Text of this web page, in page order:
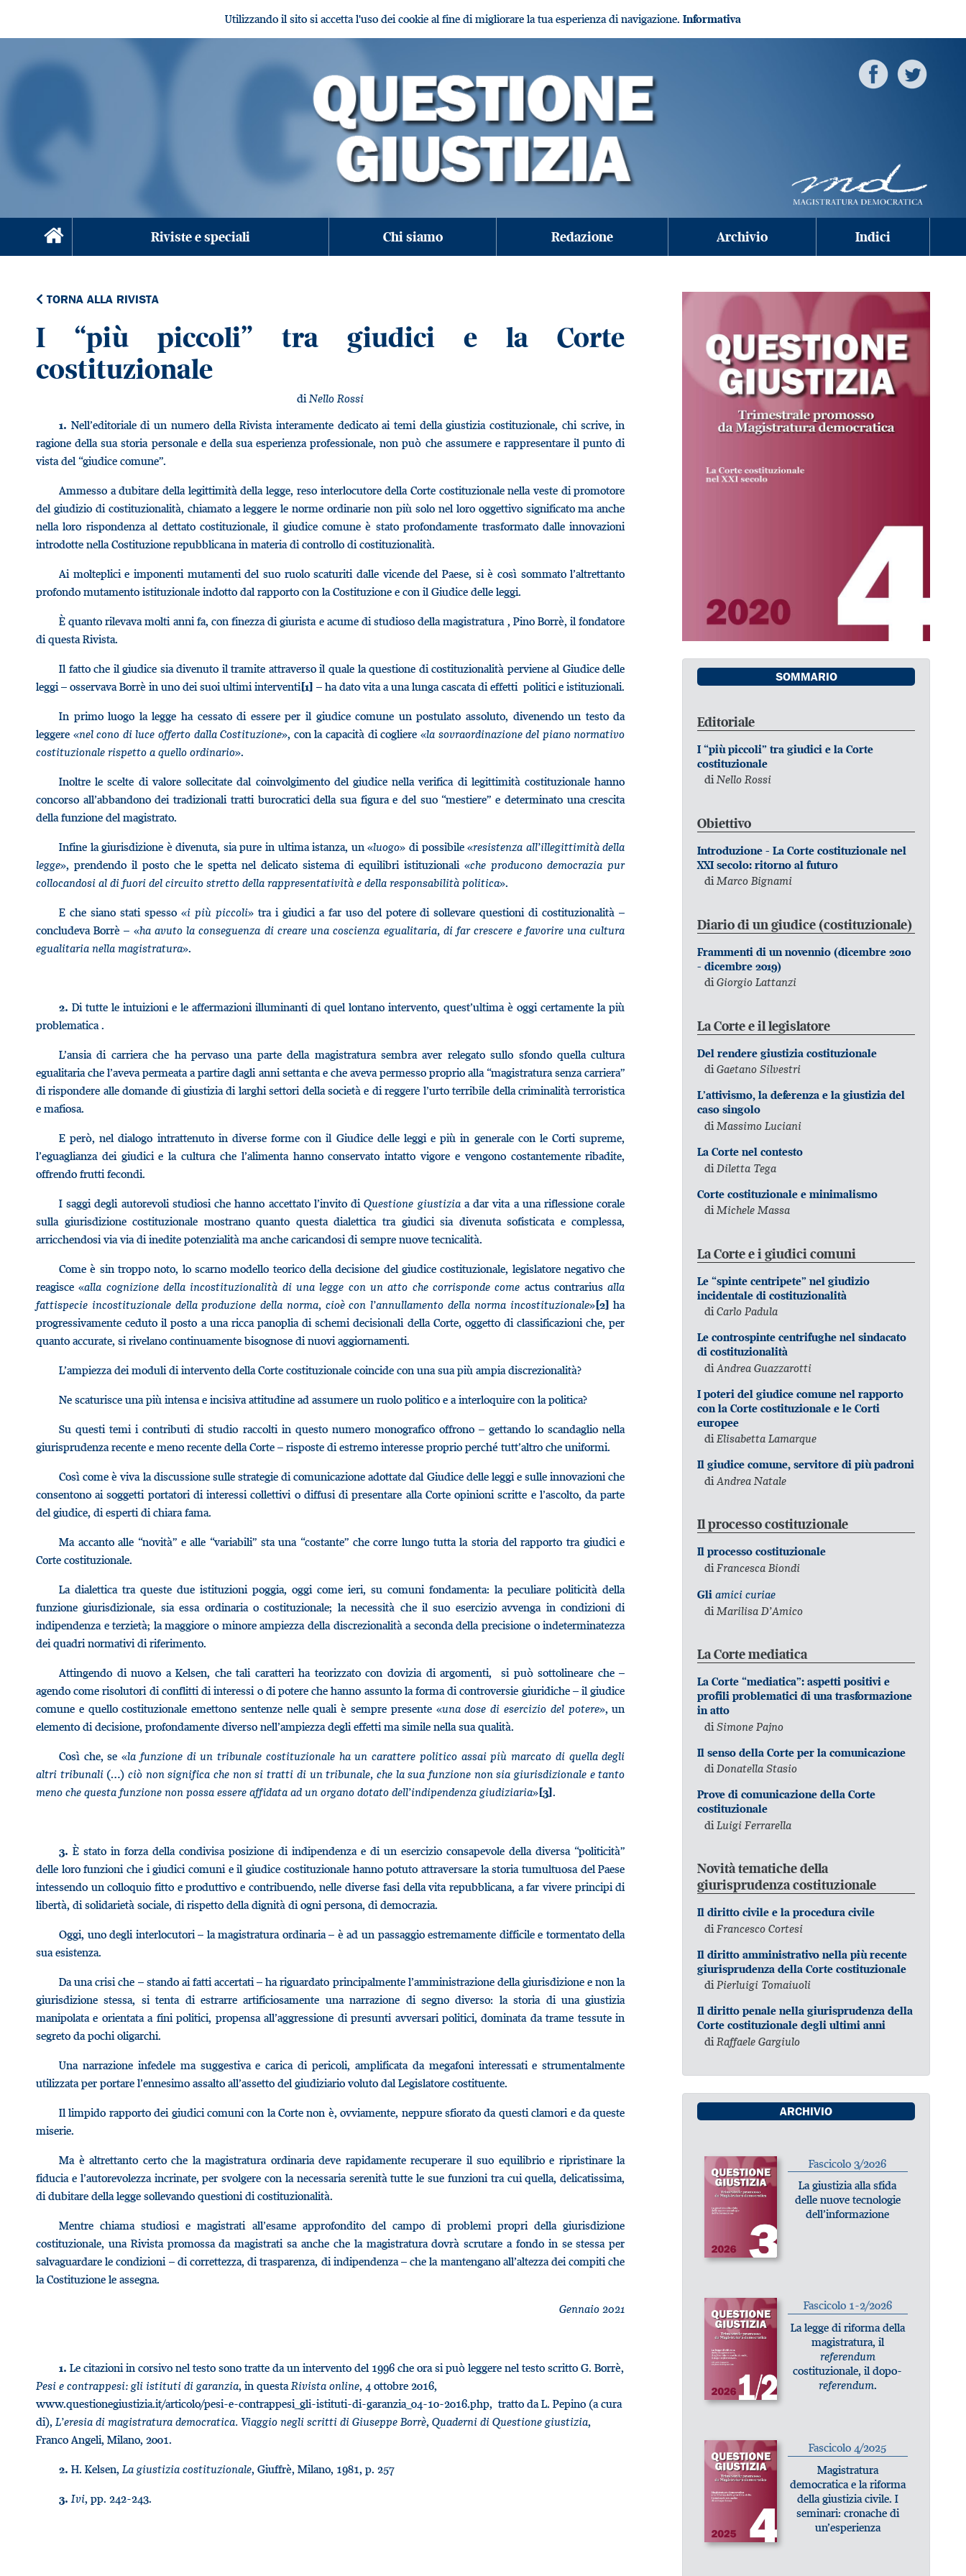
Utilizzando il sito si accetta l'uso dei cookie al fine di migliorare la tua esperienza di navigazione. Informativa
Riviste e speciali Chi siamo Redazione Archivio Indici
TORNA ALLA RIVISTA
I “più piccoli” tra giudici e la Corte
costituzionale
diNello Rossi
1. Nell’editoriale di un numero della Rivista interamente dedicato ai temi della giustizia costituzionale, chi scrive, in
ragione della sua storia personale e della sua esperienza professionale, non può che assumere e rappresentare il punto di
vista del “giudice comune”.
Ammesso a dubitare della legittimità della legge, reso interlocutore della Corte costituzionale nella veste di promotore
del giudizio di costituzionalità, chiamato a leggere le norme ordinarie non più solo nel loro oggettivo significato ma anche
nella loro rispondenza al dettato costituzionale, il giudice comune è stato profondamente trasformato dalle innovazioni
introdotte nella Costituzione repubblicana in materia di controllo di costituzionalità.
Ai molteplici e imponenti mutamenti del suo ruolo scaturiti dalle vicende del Paese, si è così sommato l’altrettanto
profondo mutamento istituzionale indotto dal rapporto con la Costituzione e con il Giudice delle leggi.
È quanto rilevava molti anni fa, con finezza di giurista e acume di studioso della magistratura , Pino Borrè, il fondatore
di questa Rivista.
Il fatto che il giudice sia divenuto il tramite attraverso il quale la questione di costituzionalità perviene al Giudice delle
leggi – osservava Borrè in uno dei suoi ultimi interventi[1] – ha dato vita a una lunga cascata di effetti politici e istituzionali.
In primo luogo la legge ha cessato di essere per il giudice comune un postulato assoluto, divenendo un testo da
leggere «nel cono di luce offerto dalla Costituzione», con la capacità di cogliere «la sovraordinazione del piano normativo
costituzionale rispetto a quello ordinario».
Inoltre le scelte di valore sollecitate dal coinvolgimento del giudice nella verifica di legittimità costituzionale hanno
concorso all’abbandono dei tradizionali tratti burocratici della sua figura e del suo “mestiere” e determinato una crescita
della funzione del magistrato.
Infine la giurisdizione è divenuta, sia pure in ultima istanza, un «luogo» di possibile «resistenza all’illegittimità della
legge», prendendo il posto che le spetta nel delicato sistema di equilibri istituzionali «che producono democrazia pur
collocandosi al di fuori del circuito stretto della rappresentatività e della responsabilità politica».
E che siano stati spesso «i più piccoli» tra i giudici a far uso del potere di sollevare questioni di costituzionalità –
concludeva Borrè – «ha avuto la conseguenza di creare una coscienza egualitaria, di far crescere e favorire una cultura
egualitaria nella magistratura».
2. Di tutte le intuizioni e le affermazioni illuminanti di quel lontano intervento, quest’ultima è oggi certamente la più
problematica .
L’ansia di carriera che ha pervaso una parte della magistratura sembra aver relegato sullo sfondo quella cultura
egualitaria che l’aveva permeata a partire dagli anni settanta e che aveva permesso proprio alla “magistratura senza carriera”
di rispondere alle domande di giustizia di larghi settori della società e di reggere l’urto terribile della criminalità terroristica
e mafiosa.
E però, nel dialogo intrattenuto in diverse forme con il Giudice delle leggi e più in generale con le Corti supreme,
l’eguaglianza dei giudici e la cultura che l’alimenta hanno conservato intatto vigore e vengono costantemente ribadite,
offrendo frutti fecondi.
I saggi degli autorevoli studiosi che hanno accettato l’invito diQuestione giustizia a dar vita a una riflessione corale
sulla giurisdizione costituzionale mostrano quanto questa dialettica tra giudici sia divenuta sofisticata e complessa,
arricchendosi via via di inedite potenzialità ma anche caricandosi di sempre nuove tecnicalità.
Come è sin troppo noto, lo scarno modello teorico della decisione del giudice costituzionale, legislatore negativo che
reagisce «alla cognizione della incostituzionalità di una legge con un atto che corrisponde come actus contrariusalla
fattispecie incostituzionale della produzione della norma, cioè con l’annullamento della norma incostituzionale»[2] ha
progressivamente ceduto il posto a una ricca panoplia di schemi decisionali della Corte, oggetto di classificazioni che, per
quanto accurate, si rivelano continuamente bisognose di nuovi aggiornamenti.
L’ampiezza dei moduli di intervento della Corte costituzionale coincide con una sua più ampia discrezionalità?
Ne scaturisce una più intensa e incisiva attitudine ad assumere un ruolo politico e a interloquire con la politica?
Su questi temi i contributi di studio raccolti in questo numero monografico offrono – gettando lo scandaglio nella
giurisprudenza recente e meno recente della Corte – risposte di estremo interesse proprio perché tutt’altro che uniformi.
Così come è viva la discussione sulle strategie di comunicazione adottate dal Giudice delle leggi e sulle innovazioni che
consentono ai soggetti portatori di interessi collettivi o diffusi di presentare alla Corte opinioni scritte e l’ascolto, da parte
del giudice, di esperti di chiara fama.
Ma accanto alle “novità” e alle “variabili” sta una “costante” che corre lungo tutta la storia del rapporto tra giudici e
Corte costituzionale.
La dialettica tra queste due istituzioni poggia, oggi come ieri, su comuni fondamenta: la peculiare politicità della
funzione giurisdizionale, sia essa ordinaria o costituzionale; la necessità che il suo esercizio avvenga in condizioni di
indipendenza e terzietà; la maggiore o minore ampiezza della discrezionalità a seconda della precisione o indeterminatezza
dei quadri normativi di riferimento.
Attingendo di nuovo a Kelsen, che tali caratteri ha teorizzato con dovizia di argomenti, si può sottolineare che –
agendo come risolutori di conflitti di interessi o di potere che hanno assunto la forma di controversie giuridiche – il giudice
comune e quello costituzionale emettono sentenze nelle quali è sempre presente «una dose di esercizio del potere», un
elemento di decisione, profondamente diverso nell’ampiezza degli effetti ma simile nella sua qualità.
Così che, se «la funzione di un tribunale costituzionale ha un carattere politico assai più marcato di quella degli
altri tribunali(…)ciò non significa che non si tratti di un tribunale, che la sua funzione non sia giurisdizionale e tanto
meno che questa funzione non possa essere affidata ad un organo dotato dell’indipendenza giudiziaria»[3].
3. È stato in forza della condivisa posizione di indipendenza e di un esercizio consapevole della diversa “politicità”
delle loro funzioni che i giudici comuni e il giudice costituzionale hanno potuto attraversare la storia tumultuosa del Paese
intessendo un colloquio fitto e produttivo e contribuendo, nelle diverse fasi della vita repubblicana, a far vivere principi di
libertà, di solidarietà sociale, di rispetto della dignità di ogni persona, di democrazia.
Oggi, uno degli interlocutori – la magistratura ordinaria – è ad un passaggio estremamente difficile e tormentato della
sua esistenza.
Da una crisi che – stando ai fatti accertati – ha riguardato principalmente l’amministrazione della giurisdizione e non la
giurisdizione stessa, si tenta di estrarre artificiosamente una narrazione di segno diverso: la storia di una giustizia
manipolata e orientata a fini politici, propensa all’aggressione di presunti avversari politici, dominata da trame tessute in
segreto da pochi oligarchi.
Una narrazione infedele ma suggestiva e carica di pericoli, amplificata da megafoni interessati e strumentalmente
utilizzata per portare l’ennesimo assalto all’assetto del giudiziario voluto dal Legislatore costituente.
Il limpido rapporto dei giudici comuni con la Corte non è, ovviamente, neppure sfiorato da questi clamori e da queste
miserie.
Ma è altrettanto certo che la magistratura ordinaria deve rapidamente recuperare il suo equilibrio e ripristinare la
fiducia e l’autorevolezza incrinate, per svolgere con la necessaria serenità tutte le sue funzioni tra cui quella, delicatissima,
di dubitare della legge sollevando questioni di costituzionalità.
Mentre chiama studiosi e magistrati all’esame approfondito del campo di problemi propri della giurisdizione
costituzionale, una Rivista promossa da magistrati sa anche che la magistratura dovrà scrutare a fondo in se stessa per
salvaguardare le condizioni – di correttezza, di trasparenza, di indipendenza – che la mantengano all’altezza dei compiti che
la Costituzione le assegna.
Gennaio 2021
1. Le citazioni in corsivo nel testo sono tratte da un intervento del 1996 che ora si può leggere nel testo scritto G. Borrè,
Pesi e contrappesi: gli istituti di garanzia, in questaRivista online, 4 ottobre 2016,
www.questionegiustizia.it/articolo/pesi-e-contrappesi_gli-istituti-di-garanzia_04-10-2016.php, tratto da L. Pepino (a cura
di), L’eresia di magistratura democratica. Viaggio negli scritti di Giuseppe Borrè, Quaderni di Questione giustizia,
Franco Angeli, Milano, 2001.
2. H. Kelsen, La giustizia costituzionale, Giuffrè, Milano, 1981, p. 257
3. Ivi, pp. 242-243.
SOMMARIO
Editoriale
I “più piccoli” tra giudici e la Corte
costituzionale
diNello Rossi
Obiettivo
Introduzione - La Corte costituzionale nel
XXI secolo: ritorno al futuro
diMarco Bignami
Diario di un giudice (costituzionale)
Frammenti di un novennio (dicembre 2010
- dicembre 2019)
diGiorgio Lattanzi
La Corte e il legislatore
Del rendere giustizia costituzionale
diGaetano Silvestri
L’attivismo, la deferenza e la giustizia del
caso singolo
di Massimo Luciani
La Corte nel contesto
di Diletta Tega
Corte costituzionale e minimalismo
diMichele Massa
La Corte e i giudici comuni
Le “spinte centripete” nel giudizio
incidentale di costituzionalità
diCarlo Padula
Le controspinte centrifughe nel sindacato
di costituzionalità
diAndrea Guazzarotti
I poteri del giudice comune nel rapporto
con la Corte costituzionale e le Corti
europee
diElisabetta Lamarque
Il giudice comune, servitore di più padroni
diAndrea Natale
Il processo costituzionale
Il processo costituzionale
di Francesca Biondi
Gliamici curiae
di Marilisa D’Amico
La Corte mediatica
La Corte “mediatica”: aspetti positivi e
profili problematici di una trasformazione
in atto
diSimone Pajno
Il senso della Corte per la comunicazione
diDonatella Stasio
Prove di comunicazione della Corte
costituzionale
di Luigi Ferrarella
Novità tematiche della
giurisprudenza costituzionale
Il diritto civile e la procedura civile
di Francesco Cortesi
Il diritto amministrativo nella più recente
giurisprudenza della Corte costituzionale
diPierluigi Tomaiuoli
Il diritto penale nella giurisprudenza della
Corte costituzionale degli ultimi anni
di Raffaele Gargiulo
ARCHIVIO
Fascicolo 3/2026
La giustizia alla sfida
delle nuove tecnologie
dell’informazione
Fascicolo 1-2/2026
La legge di riforma della
magistratura, il
referendum
costituzionale, il dopo-
referendum.
Fascicolo 4/2025
Magistratura
democratica e la riforma
della giustizia civile. I
seminari: cronache di
un’esperienza